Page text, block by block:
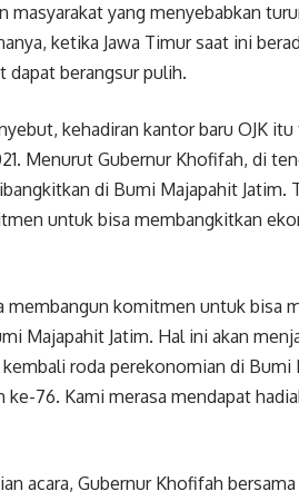
masyarakat yang menyebabkan
ketika Jawa Timur saat ini
dapat berangsur pulih.
kehadiran kantor baru OJK
Menurut Gubernur Khofifah, di
di Bumi Majapahit Jatim.
untuk bisa membangkitkan
membangun komitmen untuk bisa
Majapahit Jatim. Hal ini akan
roda perekonomian di Bumi
76. Kami merasa mendapat
acara, Gubernur Khofifah